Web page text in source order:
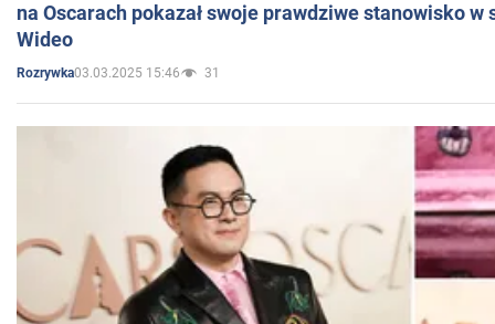
na Oscarach pokazał swoje prawdziwe stanowisko w
Wideo
Rozrywka03.03.2025 15:46 31